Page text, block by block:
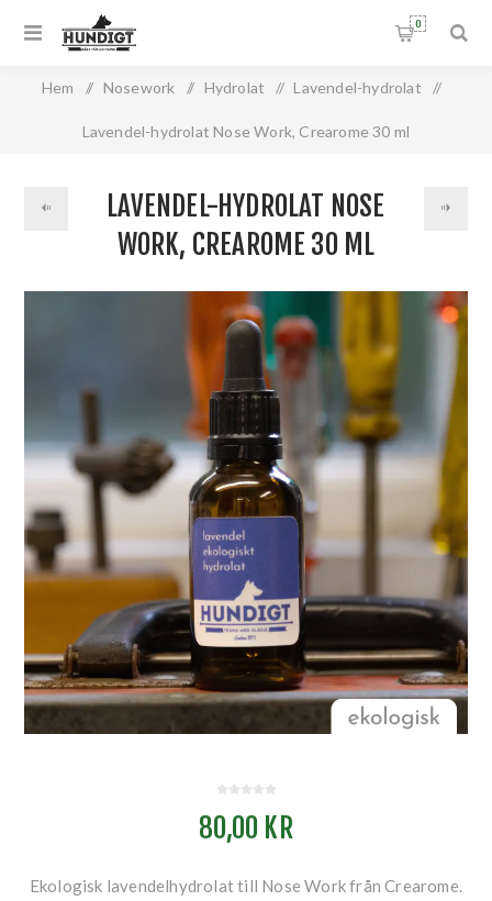
0
Hem / Nosework / Hydrolat / Lavendel-hydrolat /
Lavendel-hydrolat Nose Work, Crearome 30 ml
LAVENDEL-HYDROLAT NOSE
WORK, CREAROME 30 ML
80,00 KR
Ekologisk lavendelhydrolat till Nose Work från Crearome.